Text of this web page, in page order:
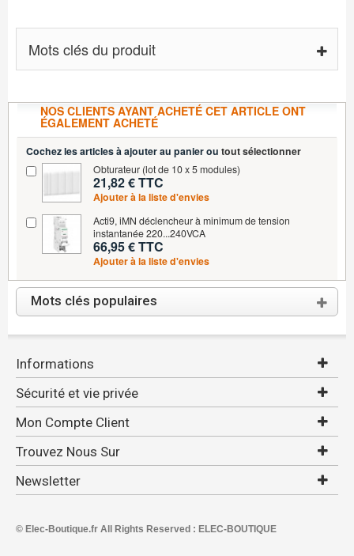
Mots clés du produit
NOS CLIENTS AYANT ACHETÉ CET ARTICLE ONT
ÉGALEMENT ACHETÉ
Cochez les articles à ajouter au panier ou tout sélectionner
Obturateur (lot de 10 x 5 modules)
21,82 € TTC
Ajouter à la liste d'envies
Acti9, iMN déclencheur à minimum de tension
instantanée 220...240VCA
66,95 € TTC
Ajouter à la liste d'envies
Mots clés populaires
Informations
Sécurité et vie privée
Mon Compte Client
Trouvez Nous Sur
Newsletter
© Elec-Boutique.fr All Rights Reserved : ELEC-BOUTIQUE